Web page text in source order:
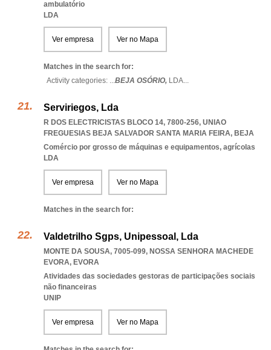
ambulatório
LDA
Ver empresa Ver no Mapa
Matches in the search for:
Activity categories: ...BEJA OSÓRIO, LDA...
Serviriegos, Lda
R DOS ELECTRICISTAS BLOCO 14, 7800-256, UNIAO
FREGUESIAS BEJA SALVADOR SANTA MARIA FEIRA, BEJA
Comércio por grosso de máquinas e equipamentos, agrícolas
LDA
Ver empresa Ver no Mapa
Matches in the search for:
Valdetrilho Sgps, Unipessoal, Lda
MONTE DA SOUSA, 7005-099, NOSSA SENHORA MACHEDE
EVORA, EVORA
Atividades das sociedades gestoras de participações sociais
não financeiras
UNIP
Ver empresa Ver no Mapa